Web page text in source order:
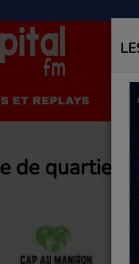
ET REPLAYS
de quartier